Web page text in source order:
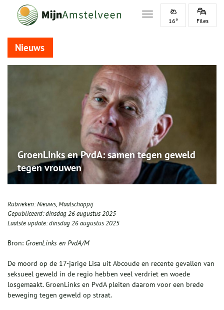
Toggle navigation
16° Files
Nieuws
GroenLinks en PvdA: samen tegen geweld
tegen vrouwen
Rubrieken:Nieuws,Maatschappij
Gepubliceerd:dinsdag 26 augustus 2025
Laatste update:dinsdag 26 augustus 2025
Bron: GroenLinks en PvdA/M
De moord op de 17-jarige Lisa uit Abcoude en recente gevallen van
seksueel geweld in de regio hebben veel verdriet en woede
losgemaakt. GroenLinks en PvdA pleiten daarom voor een brede
beweging tegen geweld op straat.